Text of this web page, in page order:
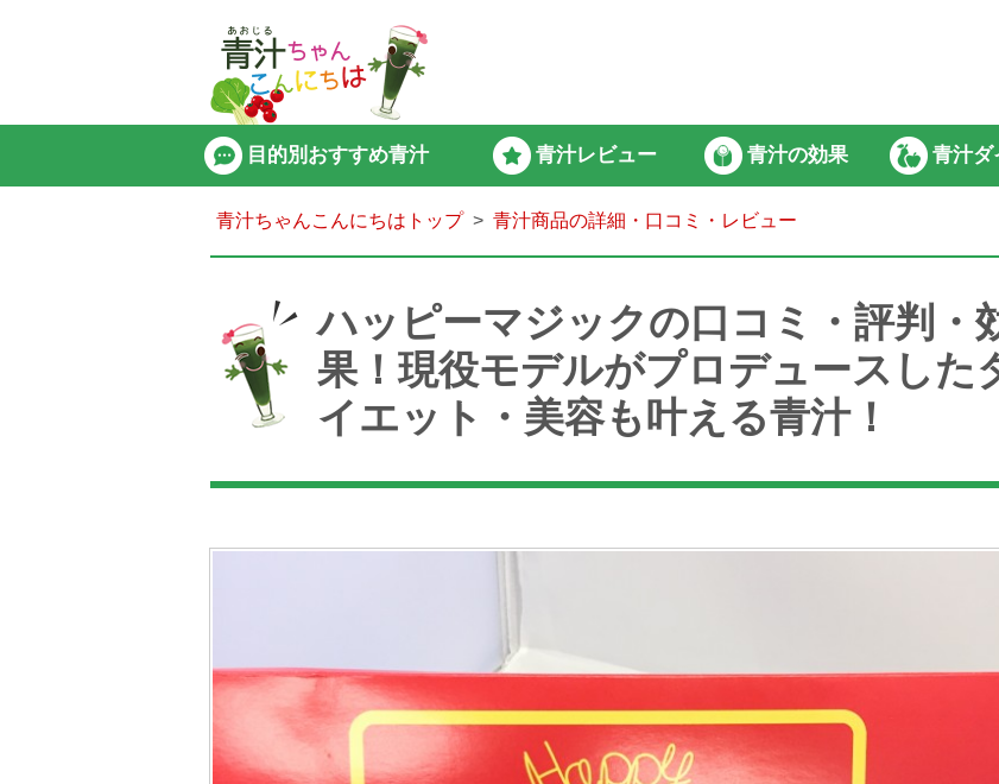
目的別おすすめ青汁 青汁レビュー 青汁の効果 青汁ダ
青汁ちゃんこんにちはトップ 青汁商品の詳細・口コミ・レビュー
ハッピーマジックの口コミ・評判・
果！現役モデルがプロデュースした
イエット・美容も叶える青汁！